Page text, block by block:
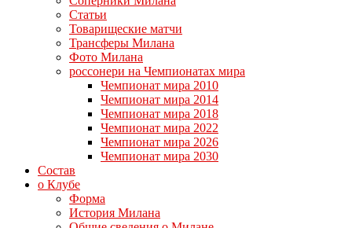
Статьи
Товарищеские матчи
Трансферы Милана
Фото Милана
россонери на Чемпионатах мира
Чемпионат мира 2010
Чемпионат мира 2014
Чемпионат мира 2018
Чемпионат мира 2022
Чемпионат мира 2026
Чемпионат мира 2030
Состав
о Клубе
Форма
История Милана